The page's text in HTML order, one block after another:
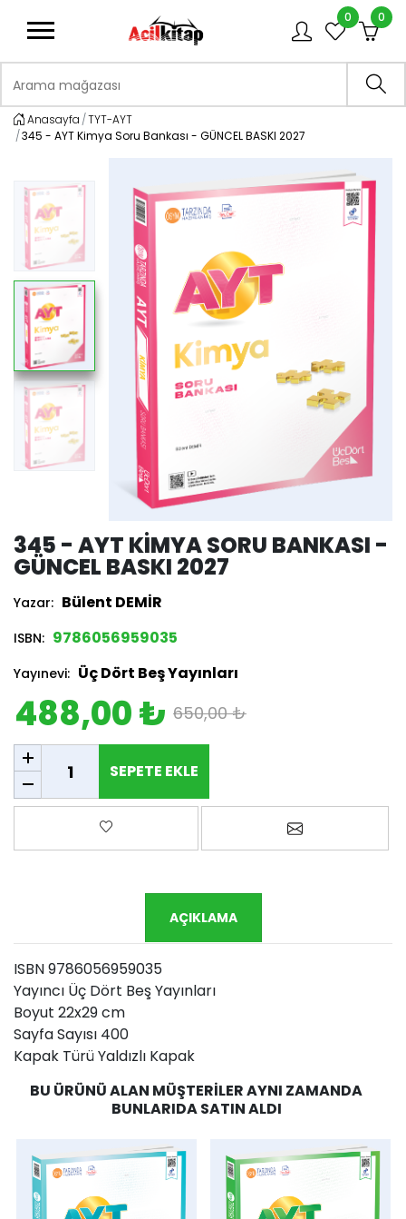
0 0
Anasayfa TYT-AYT
345 - AYT Kimya Soru Bankası - GÜNCEL BASKI 2027
345 - AYT KIMYA SORU BANKASI -
GÜNCEL BASKI 2027
Yazar: Bülent DEMİR
ISBN: 9786056959035
Yayınevi: Üç Dört Beş Yayınları
488,00 ₺ 650,00 ₺
SEPETE EKLE
SEPETE EKLE
Favorilere ekle Arkadaşına
AÇIKLAMA
ISBN 9786056959035
Yayıncı Üç Dört Beş Yayınları
Boyut 22x29 cm
Sayfa Sayısı 400
Kapak Türü Yaldızlı Kapak
BU ÜRÜNÜ ALAN MÜŞTERILER AYNI ZAMANDA
BUNLARIDA SATIN ALDI